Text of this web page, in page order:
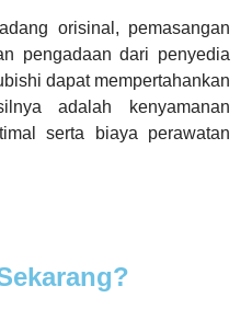
orisinal, pemasangan
pengadaan dari penyedia
dapat mempertahankan
adalah kenyamanan
serta biaya perawatan